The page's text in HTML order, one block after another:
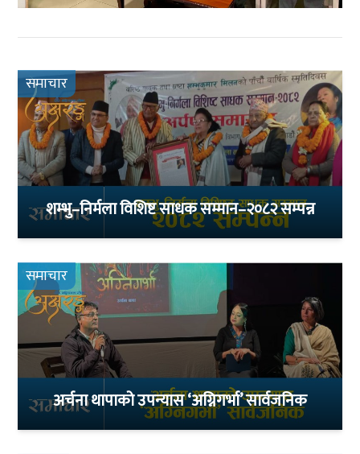
समाचार
शम्भु–निर्मला विशिष्ट साधक सम्मान–२०८२ सम्पन्न
समाचार
अर्चना थापाको उपन्यास ‘अग्निगर्भा’ सार्वजनिक